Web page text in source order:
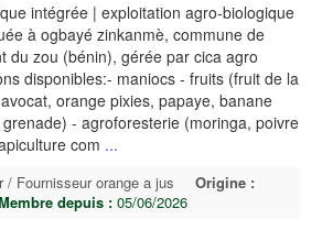
intégrée | exploitation agro-biologique
à ogbayé zinkanmè, commune de
du zou (bénin), gérée par cica agro
disponibles:- maniocs - fruits (fruit de la
orange pixies, papaye, banane
- agroforesterie (moringa, poivre
com ...
/ Fournisseur orange a jus
Origine :
depuis : 05/06/2026